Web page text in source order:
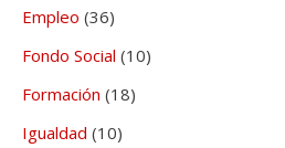
Empleo (36)
Fondo Social (10)
Formación (18)
Igualdad (10)